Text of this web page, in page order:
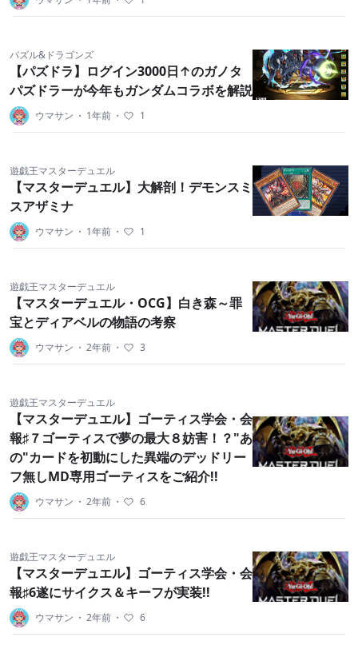
パズル&ドラゴンズ
【パズドラ】ログイン3000日↑のガノタ
パズドラーが今年もガンダムコラボを解説
ウマサン ・ 1年前 ・ 1
遊戯王マスターデュエル
【マスターデュエル】大解剖！デモンスミ
スアザミナ
ウマサン ・ 1年前 ・ 1
遊戯王マスターデュエル
【マスターデュエル・OCG】白き森～罪
宝とディアベルの物語の考察
ウマサン ・ 2年前 ・ 3
遊戯王マスターデュエル
【マスターデュエル】ゴーティス学会・会
報♯７ゴーティスで夢の最大８妨害！？"あ
の"カードを初動にした異端のデッドリー
フ無しMD専用ゴーティスをご紹介!!
ウマサン ・ 2年前 ・ 6
遊戯王マスターデュエル
【マスターデュエル】ゴーティス学会・会
報♯6遂にサイクス＆キーフが実装!!
ウマサン ・ 2年前 ・ 6